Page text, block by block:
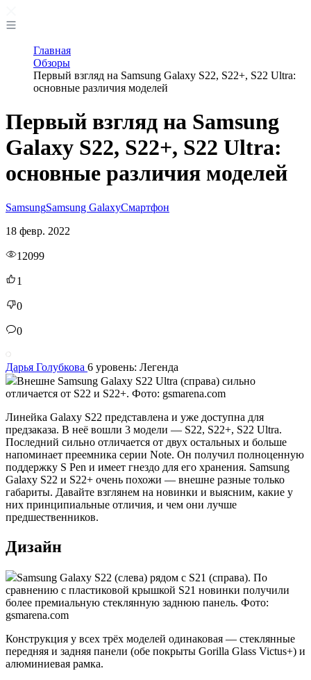
Главная
Обзоры
Первый взгляд на Samsung Galaxy S22, S22+, S22 Ultra:
основные различия моделей
Первый взгляд на Samsung
Galaxy S22, S22+, S22 Ultra:
основные различия моделей
SamsungSamsung GalaxyСмартфон
18 февр. 2022
12099
1
0
0
Дарья Голубкова 6 уровень: Легенда
Внешне Samsung Galaxy S22 Ultra (справа) сильно
отличается от S22 и S22+. Фото: gsmarena.com
Линейка Galaxy S22 представлена и уже доступна для
предзаказа. В неё вошли 3 модели — S22, S22+, S22 Ultra.
Последний сильно отличается от двух остальных и больше
напоминает преемника серии Note. Он получил полноценную
поддержку S Pen и имеет гнездо для его хранения. Samsung
Galaxy S22 и S22+ очень похожи — внешне разные только
габариты. Давайте взглянем на новинки и выясним, какие у
них принципиальные отличия, и чем они лучше
предшественников.
Дизайн
Samsung Galaxy S22 (слева) рядом с S21 (справа). По
сравнению с пластиковой крышкой S21 новинки получили
более премиальную стеклянную заднюю панель. Фото:
gsmarena.com
Конструкция у всех трёх моделей одинаковая — стеклянные
передняя и задняя панели (обе покрыты Gorilla Glass Victus+) и
алюминиевая рамка.